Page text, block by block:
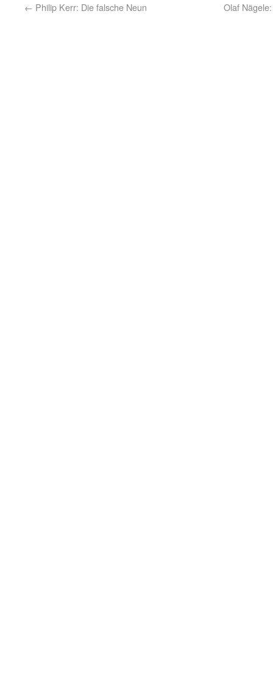
← Philip Kerr: Die falsche Neun Olaf